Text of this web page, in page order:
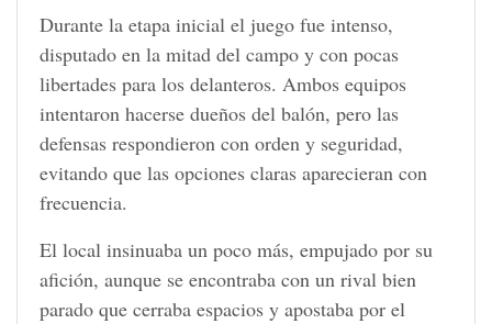
Durante la etapa inicial el juego fue intenso,
disputado en la mitad del campo y con pocas
libertades para los delanteros. Ambos equipos
intentaron hacerse dueños del balón, pero las
defensas respondieron con orden y seguridad,
evitando que las opciones claras aparecieran con
frecuencia.
El local insinuaba un poco más, empujado por su
afición, aunque se encontraba con un rival bien
parado que cerraba espacios y apostaba por el